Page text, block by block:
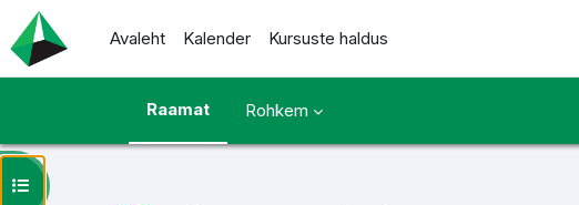
Jäta vahele peasisuni
Avaleht
Kalender Kursuste haldus
Raamat Rohkem
Ava kursuse sisukord